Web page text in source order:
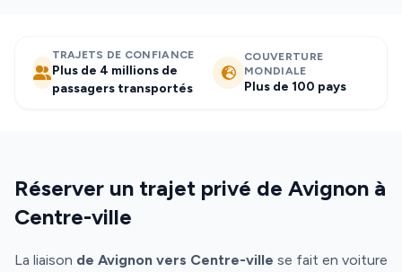
TRAJETS DE CONFIANCE
Plus de 4 millions de
passagers transportés
COUVERTURE
MONDIALE
Plus de 100 pays
Réserver un trajet privé de Avignon à
Centre-ville
La liaison de Avignon vers Centre-ville se fait en voiture